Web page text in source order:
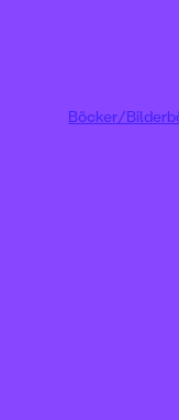
Böcker/